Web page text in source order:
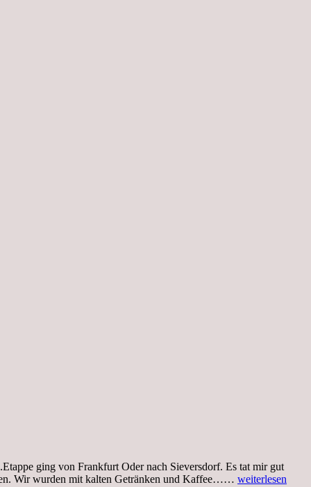
ging von Frankfurt Oder nach Sieversdorf. Es tat mir gut
Wir wurden mit kalten Getränken und Kaffee…… Sonntag,
weiterlesen